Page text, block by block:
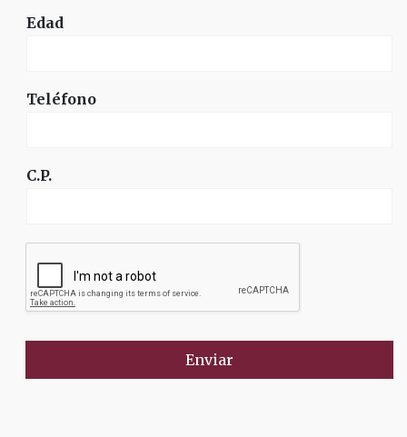
Edad
Teléfono
C.P.
Enviar